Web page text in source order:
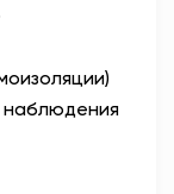
наблюдения